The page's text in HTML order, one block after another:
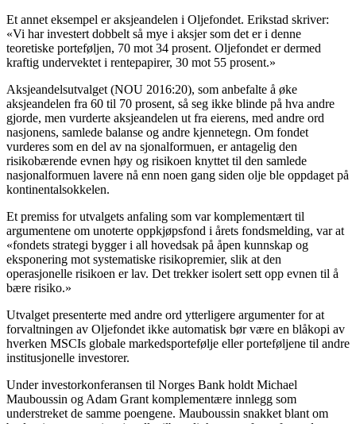
Et annet eksempel er aksjeandelen i Oljefondet. Erikstad skriver:
«Vi har investert dobbelt så mye i aksjer som det er i denne
teoretiske porteføljen, 70 mot 34 prosent. Oljefondet er dermed
kraftig undervektet i rentepapirer, 30 mot 55 prosent.»
Aksjeandelsutvalget (NOU 2016:20), som anbefalte å øke
aksjeandelen fra 60 til 70 prosent, så seg ikke blinde på hva andre
gjorde, men vurderte aksjeandelen ut fra eierens, med andre ord
nasjonens, samlede balanse og andre kjennetegn. Om fondet
vurderes som en del av na sjonalformuen, er antagelig den
risikobærende evnen høy og risikoen knyttet til den samlede
nasjonalformuen lavere nå enn noen gang siden olje ble oppdaget på
kontinentalsokkelen.
Et premiss for utvalgets anfaling som var komplementært til
argumentene om unoterte oppkjøpsfond i årets fondsmelding, var at
«fondets strategi bygger i all hovedsak på åpen kunnskap og
eksponering mot systematiske risikopremier, slik at den
operasjonelle risikoen er lav. Det trekker isolert sett opp evnen til å
bære risiko.»
Utvalget presenterte med andre ord ytterligere argumenter for at
forvaltningen av Oljefondet ikke automatisk bør være en blåkopi av
hverken MSCIs globale markedsportefølje eller porteføljene til andre
institusjonelle investorer.
Under investorkonferansen til Norges Bank holdt Michael
Mauboussin og Adam Grant komplementære innlegg som
understreket de samme poengene. Mauboussin snakket blant om